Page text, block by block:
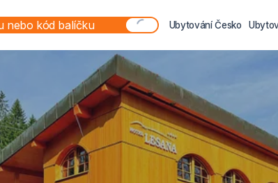
Ubytování Česko